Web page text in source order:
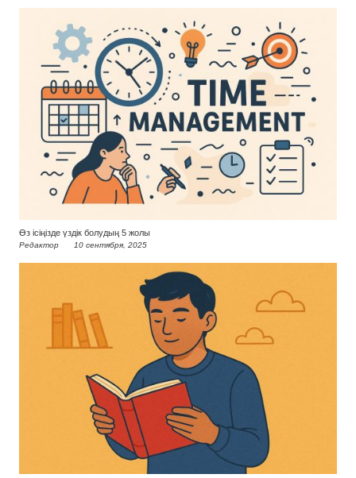
Өз ісіңізде үздік болудың 5 жолы
Редактор 10 сентября, 2025